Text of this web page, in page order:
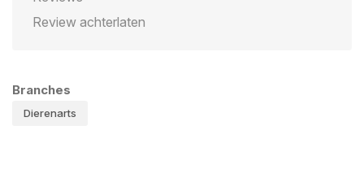
Review achterlaten
Branches
Dierenarts